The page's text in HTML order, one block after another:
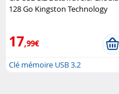
128 Go Kingston Technology
17,99€
Clé mémoire USB 3.2